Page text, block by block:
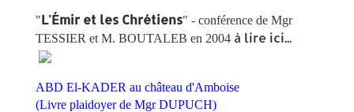
"L'Émir et les Chrétiens" - conférence de Mgr
TESSIER et M. BOUTALEB en 2004 à lire ici...
ABD El-KADER au château d'Amboise
(Livre plaidoyer de Mgr DUPUCH)